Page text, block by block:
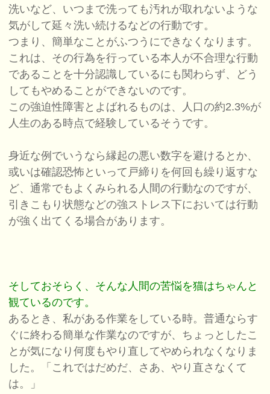
洗いなど、いつまで洗っても汚れが取れないような
気がして延々洗い続けるなどの行動です。
つまり、簡単なことがふつうにできなくなります。
これは、その行為を行っている本人が不合理な行動
であることを十分認識しているにも関わらず、どう
してもやめることができないのです。
この強迫性障害とよばれるものは、人口の約2.3%が
人生のある時点で経験しているそうです。
身近な例でいうなら縁起の悪い数字を避けるとか、
或いは確認恐怖といって戸締りを何回も繰り返すな
ど、通常でもよくみられる人間の行動なのですが、
引きこもり状態などの強ストレス下においては行動
が強く出てくる場合があります。
そしておそらく、そんな人間の苦悩を猫はちゃんと
観ているのです。
あるとき、私がある作業をしている時。普通ならす
ぐに終わる簡単な作業なのですが、ちょっとしたこ
とが気になり何度もやり直してやめられなくなりま
した。「これではだめだ、さあ、やり直さなくて
は。」